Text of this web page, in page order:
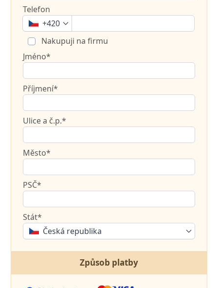
Telefon
+420
Nakupuji na firmu
Jméno*
Příjmení*
Ulice a č.p.*
Město*
PSČ*
Stát*
Česká republika
Způsob platby